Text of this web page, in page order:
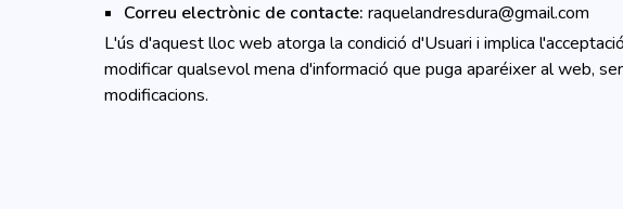
Correu electrònic de contacte: raquelandresdura@gmail.com
L'ús d'aquest lloc web atorga la condició d'Usuari i implica
modificar qualsevol mena d'informació que puga aparéixer al web,
modificacions.